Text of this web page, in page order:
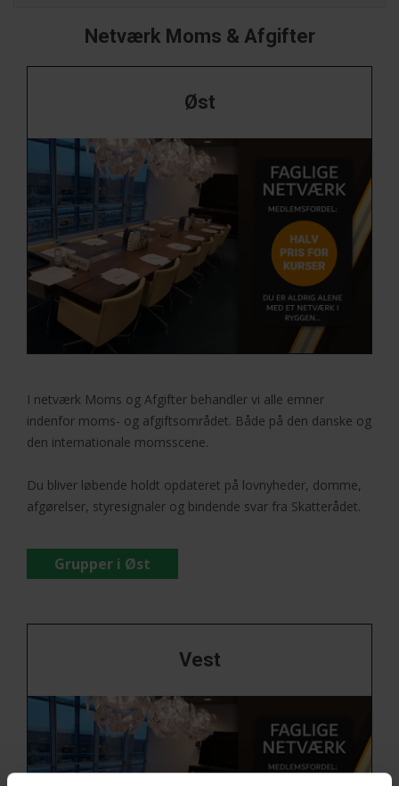
Netværk Moms & Afgifter
Grupper i Øst
Øst
I netværk Moms og Afgifter behandler vi alle emner
indenfor moms- og afgiftsområdet. Både på den danske og
den internationale momsscene.
Du bliver løbende holdt opdateret på lovnyheder, domme,
afgørelser, styresignaler og bindende svar fra Skatterådet.
Grupper i Øst
Disse netværk har medlemmer fra Fyn/Jylland.
Vest